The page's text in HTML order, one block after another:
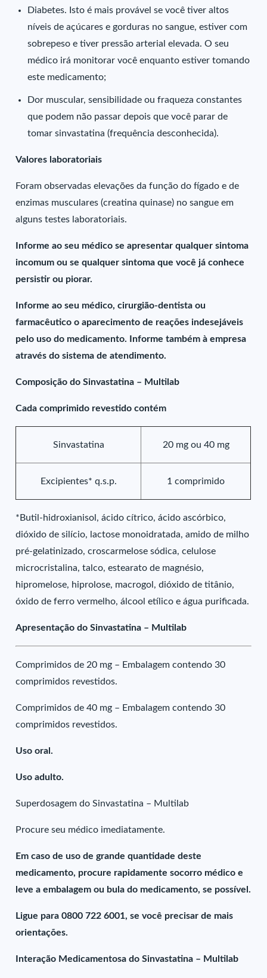
Diabetes. Isto é mais provável se você tiver altos
níveis de açúcares e gorduras no sangue, estiver com
sobrepeso e tiver pressão arterial elevada. O seu
médico irá monitorar você enquanto estiver tomando
este medicamento;
Dor muscular, sensibilidade ou fraqueza constantes
que podem não passar depois que você parar de
tomar sinvastatina (frequência desconhecida).
Valores laboratoriais
Foram observadas elevações da função do fígado e de
enzimas musculares (creatina quinase) no sangue em
alguns testes laboratoriais.
Informe ao seu médico se apresentar qualquer sintoma
incomum ou se qualquer sintoma que você já conhece
persistir ou piorar.
Informe ao seu médico, cirurgião-dentista ou
farmacêutico o aparecimento de reações indesejáveis
pelo uso do medicamento. Informe também à empresa
através do sistema de atendimento.
Composição do Sinvastatina – Multilab
Cada comprimido revestido contém
Sinvastatina 20 mg ou 40 mg
Excipientes* q.s.p. 1 comprimido
*Butil-hidroxianisol, ácido cítrico, ácido ascórbico,
dióxido de silício, lactose monoidratada, amido de milho
pré-gelatinizado, croscarmelose sódica, celulose
microcristalina, talco, estearato de magnésio,
hipromelose, hiprolose, macrogol, dióxido de titânio,
óxido de ferro vermelho, álcool etílico e água purificada.
Apresentação do Sinvastatina – Multilab
Comprimidos de 20 mg – Embalagem contendo 30
comprimidos revestidos.
Comprimidos de 40 mg – Embalagem contendo 30
comprimidos revestidos.
Uso oral.
Uso adulto.
Superdosagem do Sinvastatina – Multilab
Procure seu médico imediatamente.
Em caso de uso de grande quantidade deste
medicamento, procure rapidamente socorro médico e
leve a embalagem ou bula do medicamento, se possível.
Ligue para 0800 722 6001, se você precisar de mais
orientações.
Interação Medicamentosa do Sinvastatina – Multilab